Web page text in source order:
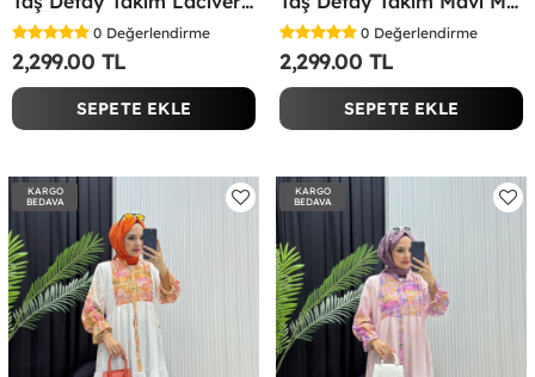
0 Değerlendirme
2,299.00 TL
SEPETE EKLE
0 Değerlendirme
2,299.00 TL
SEPETE EKLE
KARGO
BEDAVA
KARGO
BEDAVA